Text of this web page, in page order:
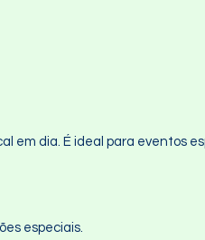
em dia. É ideal para eventos
especiais.